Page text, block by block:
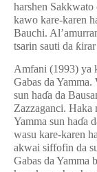
harshen
kawo kare-karen
Bauchi.
tsarin sauti da ƙ
Amfani (1993) ya
Gabas da Yamma.
sun haɗa da
Zazzaganci. Haka
Yamma sun haɗa
wasu kare-karen
akwai siffofin da
Gabas da Yamma